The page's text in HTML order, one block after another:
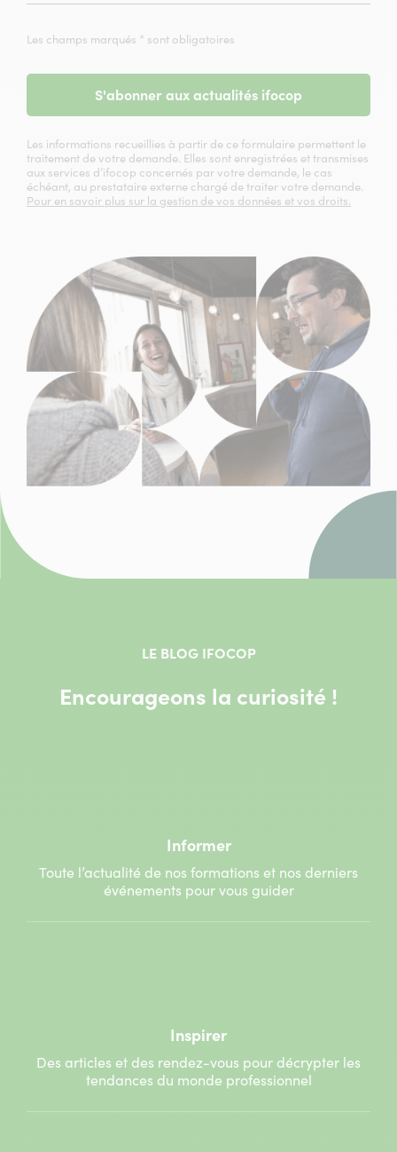
Les champs marqués * sont obligatoires
S'abonner aux actualités ifocop
Les informations recueillies à partir de ce formulaire permettent le
traitement de votre demande. Elles sont enregistrées et transmises
aux services d’ifocop concernés par votre demande, le cas
échéant, au prestataire externe chargé de traiter votre demande.
Pour en savoir plus sur la gestion de vos données et vos droits.
LE BLOG IFOCOP
Encourageons la curiosité !
Informer
Toute l’actualité de nos formations et nos derniers
événements pour vous guider
Inspirer
Des articles et des rendez-vous pour décrypter les
tendances du monde professionnel